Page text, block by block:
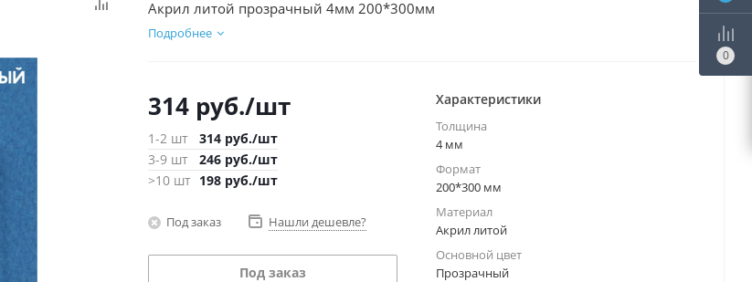
Акрил литой прозрачный 4мм 200*300мм
Подробнее
314 руб./шт
1-2 шт 314 руб./шт
3-9 шт
246 руб./шт
>10 шт 198 руб./шт
Под заказ Нашли дешевле?
Под заказ
Характеристики
Толщина
4 мм
Формат
200*300 мм
Материал
Акрил литой
Основной цвет
Прозрачный
0